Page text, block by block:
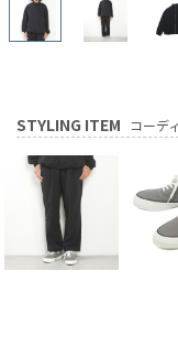
STYLING ITEM コーデ